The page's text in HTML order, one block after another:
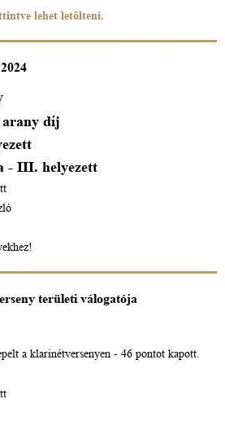
lehet letölteni.
díj
- III. helyezett
területi válogatója
a klarinétversenyen - 46 pontot kapott.